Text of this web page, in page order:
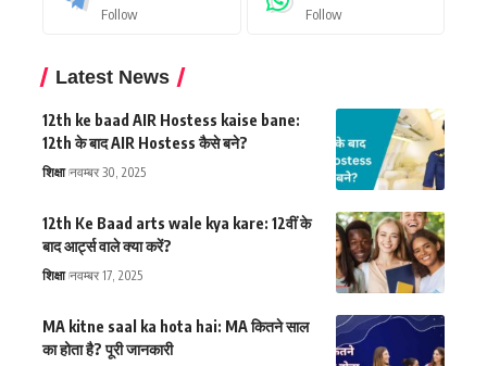
Follow Follow
Latest News
12th ke baad AIR Hostess kaise bane:
12th के बाद AIR Hostess कैसे बने?
शिक्षा नवम्बर 30, 2025
12th Ke Baad arts wale kya kare: 12वीं के
बाद आर्ट्स वाले क्या करें?
शिक्षा नवम्बर 17, 2025
MA kitne saal ka hota hai: MA कितने साल
का होता है? पूरी जानकारी